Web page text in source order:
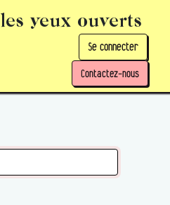
les yeux ouverts
Se connecter
Contactez-nous